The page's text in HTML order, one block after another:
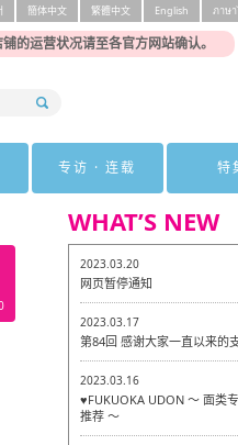
的运营状况请至各官方网站确认。
簡体中文 繁體中文 English ภาษ
专访 · 连载 特
WHAT’S NEW
2023.03.20
网页暂停通知
2023.03.17
第84回 感谢大家一直以来的
2023.03.16
♥FUKUOKA UDON ～ 面类
推荐 ～